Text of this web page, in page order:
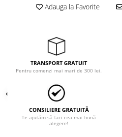
Motopompe
Pompe submersibile
Protecția capului
Protecția ochilor
Protecția respirației
Protecția urechilor
Adauga la Favorite
TRANSPORT GRATUIT
Pentru comenzi mai mari de 300 lei.
CONSILIERE GRATUITĂ
Te ajutăm să faci cea mai bună
alegere!